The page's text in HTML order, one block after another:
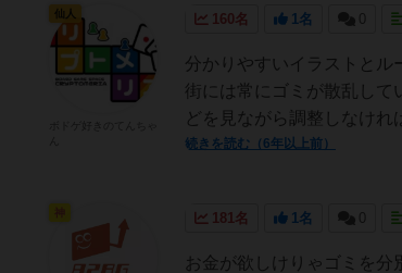
160名 1名 0
分かりやすいイラストとル
街には常にゴミが散乱して
どを見ながら調整しなけ
続きを読む（6年以上前）
仙人
181名 1名 0
お金が欲しけりゃゴミを分